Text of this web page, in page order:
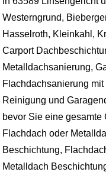
Westerngrund,
Hasselroth, Kleinkahl,
Carport
Metalldachsanierung,
Flachdachsanierung
Reinigung und
bevor Sie eine gesamte
Flachdach oder
Beschichtung,
Metalldach